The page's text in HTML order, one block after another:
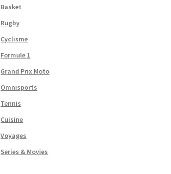
Basket
Rugby
Cyclisme
Formule 1
Grand Prix Moto
Omnisports
Tennis
Cuisine
Voyages
Series & Movies